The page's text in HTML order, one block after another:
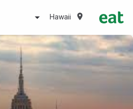
Hawaii